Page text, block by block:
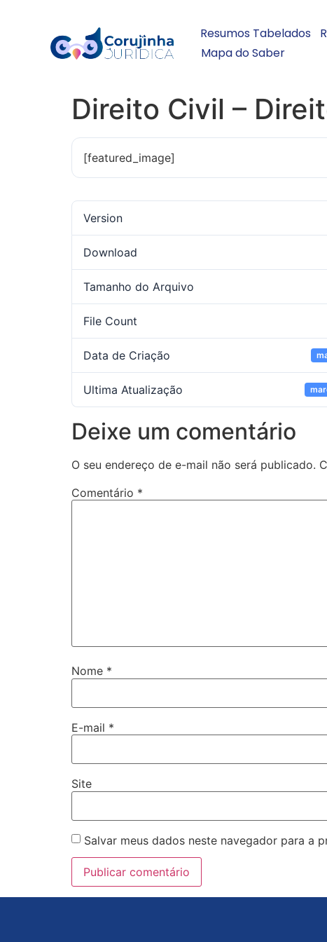
Resumos Tabelados
Mapa do Saber
Direito Civil –
[featured_image]
Version
Download
Tamanho do Arquivo
File Count
Data de Criação
Ultima Atualização
Deixe um comentário
O seu endereço de e-mail não será publicado.
Comentário *
Nome *
E-mail *
Site
Salvar meus dados neste navegador para a